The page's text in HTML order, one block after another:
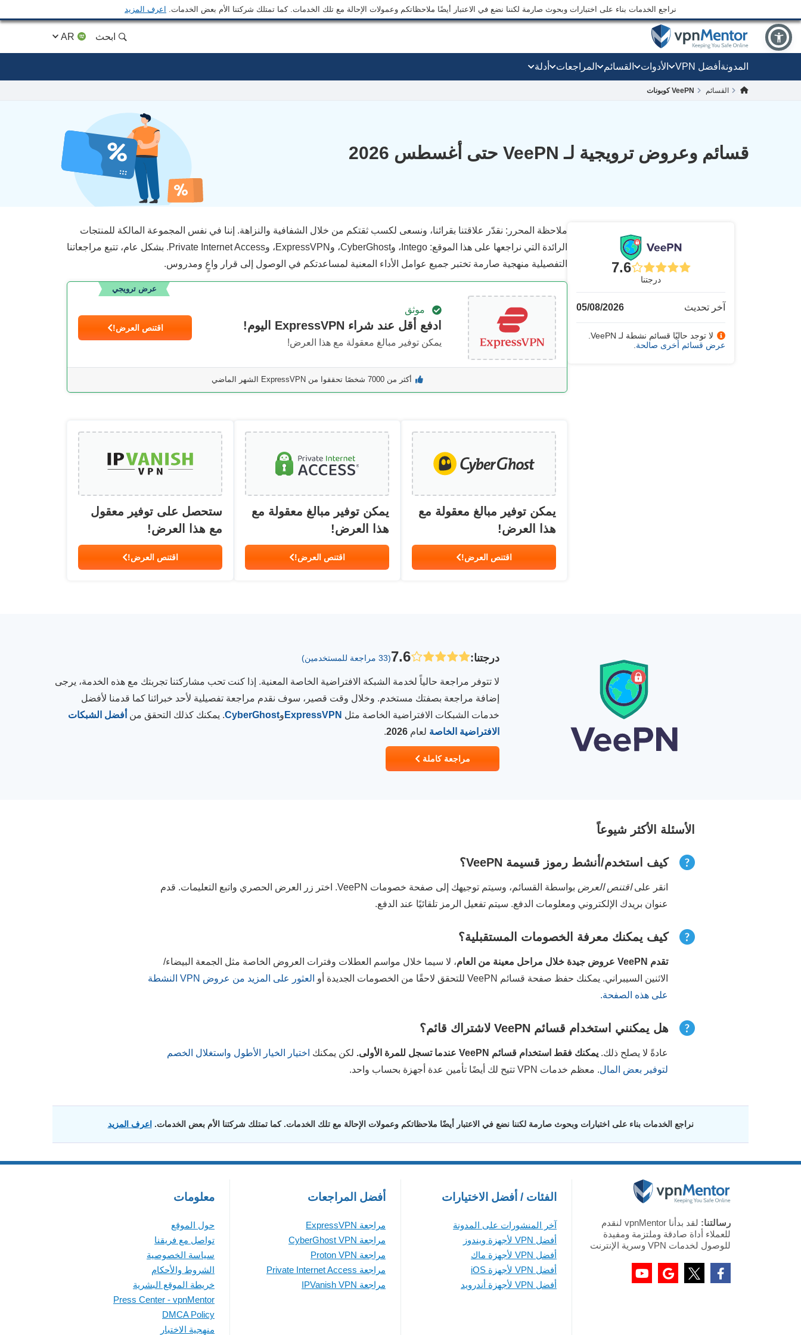
نراجع الخدمات بناء على اختبارات وبحوث صارمة لكننا نضع في الاعتبار أيضًا ملاحظاتكم وعمولات الإحالة مع تلك الخدمات. كما تمتلك شركتنا الأم بعض الخدمات. اعرف المزيد
ابحث
المدونة أفضل VPN الأدوات القسائم المراجعات أدلة
القسائم VeePN كوبونات
قسائم وعروض ترويجية لـ VeePN حتى أغسطس 2026
7.6
درجتنا
آخر تحديث 05/08/2026
لا توجد حاليًا قسائم نشطة لـ VeePN.
عرض قسائم أخرى صالحة
ملاحظة المحرر: نقدّر علاقتنا بقرائنا، ونسعى لكسب ثقتكم من خلال الشفافية والنزاهة. إننا في نفس المجموعة المالكة للمنتجات
الرائدة التي نراجعها على هذا الموقع: Intego، وCyberGhost، وExpressVPN، وPrivate Internet Access. بشكل عام، تتبع مراجعاتنا
التفصيلية منهجية صارمة تختبر جميع عوامل الأداء المعنية لمساعدتكم في الوصول إلى قرار واعٍ ومدروس.
موثق
ادفع أقل عند شراء ExpressVPN اليوم!
يمكن توفير مبالغ معقولة مع هذا العرض!
اقتنص العرض!
عرض ترويجي
أكثر من 7000 شخصًا تحققوا من ExpressVPN الشهر الماضي
يمكن توفير مبالغ معقولة مع
هذا العرض!
اقتنص العرض!
يمكن توفير مبالغ معقولة مع
هذا العرض!
اقتنص العرض!
ستحصل على توفير معقول
مع هذا العرض!
اقتنص العرض!
درجتنا:
7.6(33 مراجعة للمستخدمين)
لا تتوفر مراجعة حالياً لخدمة الشبكة الافتراضية الخاصة المعنية. إذا كنت تحب مشاركتنا تجربتك مع هذه الخدمة، يرجى
إضافة مراجعة بصفتك مستخدم. وخلال وقت قصير، سوف نقدم مراجعة تفصيلية لأحد خبرائنا كما قدمنا لأفضل
خدمات الشبكات الافتراضية الخاصة مثل ExpressVPN وCyberGhost. يمكنك كذلك التحقق من أفضل الشبكات
الافتراضية الخاصة لعام 2026
.
مراجعة كاملة
الأسئلة الأكثر شيوعاً
كيف استخدم/أنشط رموز قسيمة VeePN؟
انقر علىاقتنص العرض
بواسطة القسائم، وسيتم توجيهك إلى صفحة خصومات VeePN. اختر زر العرض الحصري واتبع التعليمات. قدم
عنوان بريدك الإلكتروني ومعلومات الدفع. سيتم تفعيل الرمز تلقائيًا عند الدفع.
كيف يمكنك معرفة الخصومات المستقبلية؟
تقدم VeePN عروض جيدة خلال مراحل معينة من العام
، لا سيما خلال مواسم العطلات وفترات العروض الخاصة مثل الجمعة البيضاء/
الاثنين السيبراني. يمكنك حفظ صفحة قسائم VeePN للتحقق لاحقًا من الخصومات الجديدة أو
العثور على المزيد من عروض VPN النشطة
على هذه الصفحة.
هل يمكنني استخدام قسائم VeePN لاشتراك قائم؟
عادةً لا يصلح ذلك. يمكنك فقط استخدام قسائم VeePN عندما تسجل للمرة الأولى. لكن يمكنك اختيار الخيار الأطول واستغلال الخصم
لتوفير بعض المال. معظم خدمات VPN تتيح لك أيضًا تأمين عدة أجهزة بحساب واحد.
نراجع الخدمات بناء على اختبارات وبحوث صارمة لكننا نضع في الاعتبار أيضًا ملاحظاتكم وعمولات الإحالة مع تلك الخدمات. كما تمتلك شركتنا الأم بعض الخدمات. اعرف المزيد
رسالتنا:
لقد بدأنا vpnMentor لنقدم
للعملاء أداة صادقة وملتزمة ومفيدة
للوصول لخدمات VPN وسرية الإنترنت
الفئات / أفضل الاختيارات
آخر المنشورات على المدونة
أفضل VPN لأجهزة ويندوز
أفضل VPN لأجهزة ماك
أفضل VPN لأجهزة iOS
أفضل VPN لأجهزة أندرويد
أفضل المراجعات
مراجعة ExpressVPN
مراجعة CyberGhost VPN
مراجعة Proton VPN
مراجعة Private Internet Access
مراجعة IPVanish VPN
معلومات
حول الموقع
تواصل مع فريقنا
سياسة الخصوصية
الشروط والأحكام
خريطة الموقع البشرية
Press Center - vpnMentor
DMCA Policy
منهجية الاختبار